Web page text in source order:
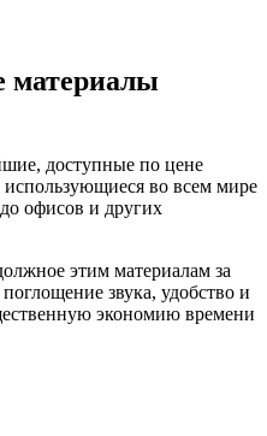
материалы
доступные по цене
во всем мире
офисов и других
этим материалам за
звука, удобство и
экономию времени